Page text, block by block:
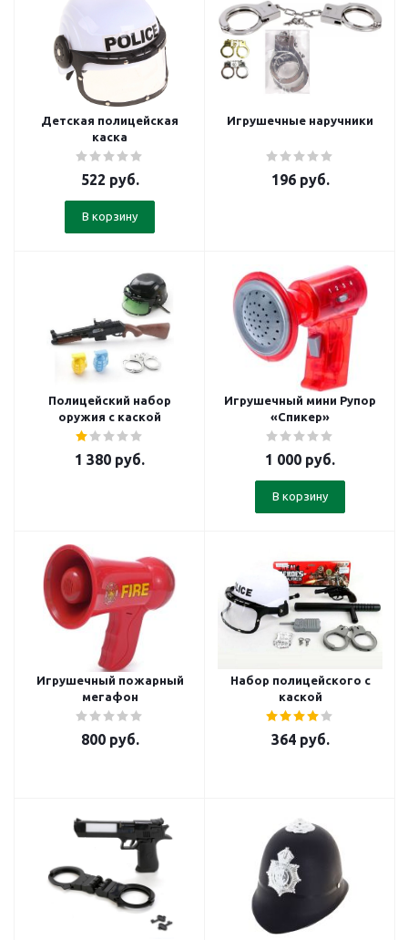
Детская полицейская
каска
522 руб.
В корзину
Игрушечные наручники
196руб.
Полицейский набор
оружия с каской
1 380 руб.
Игрушечный мини Рупор
«Спикер»
1 000 руб.
В корзину
Игрушечный пожарный
мегафон
800руб.
Набор полицейского с
каской
364руб.